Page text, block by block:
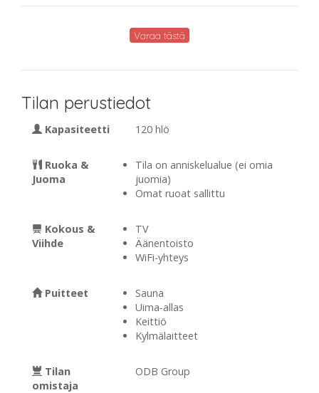
Varaa tästä
Tilan perustiedot
Kapasiteetti 120 hlö
Ruoka &
Juoma
Tila on anniskelualue (ei omia
juomia)
Omat ruoat sallittu
Kokous &
Viihde
TV
Äänentoisto
WiFi-yhteys
Puitteet
Sauna
Uima-allas
Keittiö
Kylmälaitteet
Tilan
omistaja
ODB Group